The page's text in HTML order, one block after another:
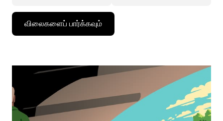
கீழ்நோக்கிய
அம்புக்குறியை
அழுத்தி
தேர்ந்தெடுக்கவும்.
மூட
எஸ்கேப்
பொத்தான்
அழுத்தவும்.
விலைகளைப் பார்க்கவும்